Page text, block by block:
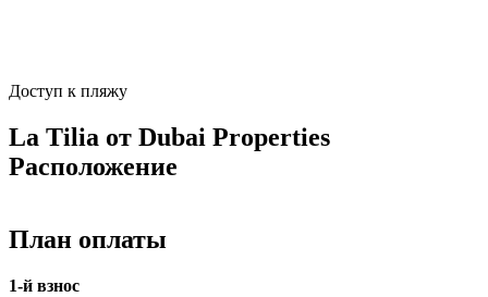
Доступ к пляжу
La Tilia от Dubai Properties
Расположение
План оплаты
1-й взнос